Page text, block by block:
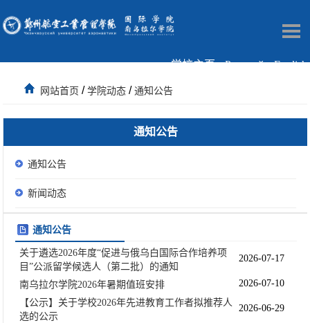
学校主页 Русский English
网站首页 /学院动态 /通知公告
通知公告
通知公告
新闻动态
通知公告
关于遴选2026年度“促进与俄乌白国际合作培养项
目”公派留学候选人（第二批）的通知
2026-07-17
南乌拉尔学院2026年暑期值班安排
2026-07-10
【公示】关于学校2026年先进教育工作者拟推荐人
选的公示
2026-06-29